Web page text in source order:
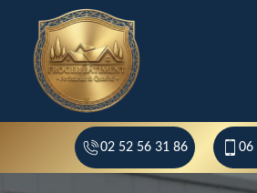
02 52 56 31 86 06